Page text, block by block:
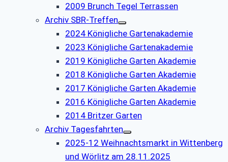
2009 Brunch Tegel Terrassen
Archiv SBR-Treffen
2024 Königliche Gartenakademie
2023 Königliche Gartenakademie
2019 Königliche Garten Akademie
2018 Königliche Garten Akademie
2017 Königliche Garten Akademie
2016 Königliche Garten Akademie
2014 Britzer Garten
Archiv Tagesfahrten
2025-12 Weihnachtsmarkt in Wittenberg
und Wörlitz am 28.11.2025